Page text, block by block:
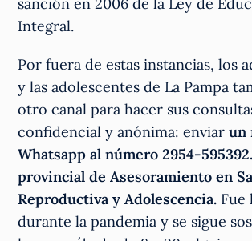
Integral.
Por fuera de estas instancias, los
y las adolescentes de La Pampa
otro canal para hacer sus
confidencial y anónima: enviar un
Whatsapp al número 2954-
provincial de Asesoramiento en
Reproductiva y Adolescencia. Fue
durante la pandemia y se sigue